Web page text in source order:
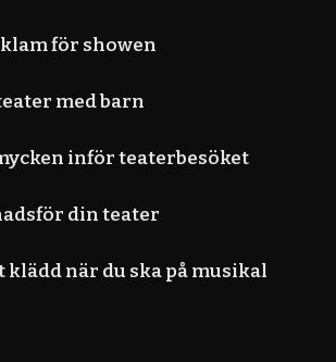
för showen
med barn
inför teaterbesöket
din teater
klädd när du ska på musikal